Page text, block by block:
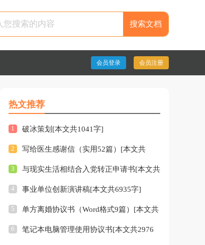
会员登录 会员注册
热文推荐
1 破冰策划[本文共1041字]
2 写给医生感谢信（实用52篇）[本文共
38962字]
3 与现实生活相结合入党转正申请书[本文共
7621字]
4 事业单位创新演讲稿[本文共6935字]
5 单方离婚协议书（Word格式9篇）[本文共
4790字]
6 笔记本电脑管理使用协议书[本文共2976